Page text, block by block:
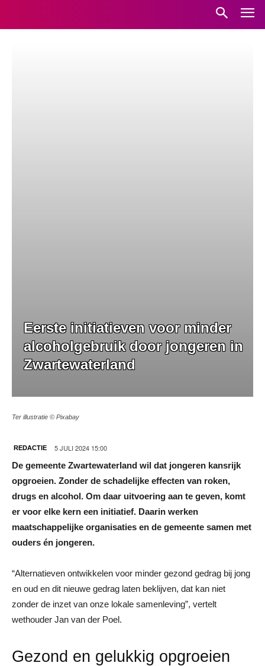
Eerste initiatieven voor minder
alcoholgebruik door jongeren in
Zwartewaterland
Ter illustratie © Pixabay
REDACTIE 5 JULI 2024 15:00
De gemeente Zwartewaterland wil dat jongeren kansrijk
opgroeien. Zonder de schadelijke effecten van roken,
drugs en alcohol. Om daar uitvoering aan te geven, komt
er voor elke kern een initiatief. Daarin werken
maatschappelijke organisaties en de gemeente samen met
ouders én jongeren.
“Alternatieven ontwikkelen voor minder gezond gedrag bij jong
en oud en dit nieuwe gedrag laten beklijven, dat kan niet
zonder de inzet van onze lokale samenleving”, vertelt
wethouder Jan van der Poel.
Gezond en gelukkig opgroeien